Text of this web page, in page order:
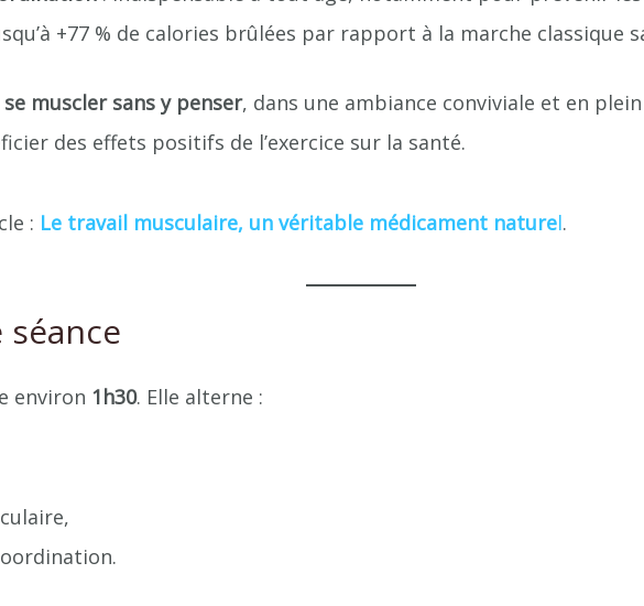
+77 % de calories brûlées par rapport à la marche classique
se muscler sans y penser, dans une ambiance conviviale et en
des effets positifs de l’exercice sur la santé.
: Le travail musculaire, un véritable médicament naturel.
séance
environ 1h30. Elle alterne :